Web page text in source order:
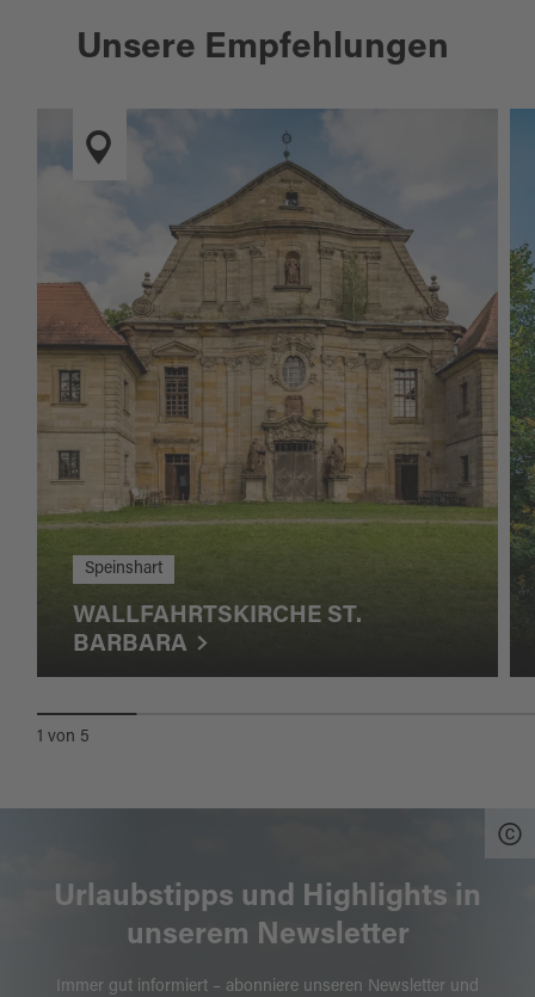
Unsere Empfehlungen
Speinshart
WALLFAHRTSKIRCHE ST.
BARBARA
1 von 5
Urlaubstipps und Highlights in
unserem Newsletter
Immer gut informiert – abonniere unseren Newsletter und